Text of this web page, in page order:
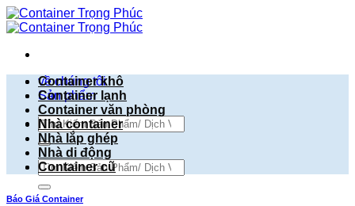
Bỏ
qua
dung
về chúng tôi
Sản phẩm
Tìm
kiếm:
Tìm
kiếm:
Container khô
Container lạnh
Container văn phòng
Nhà container
Nhà lắp ghép
Nhà di động
Container cũ
Báo Giá Container